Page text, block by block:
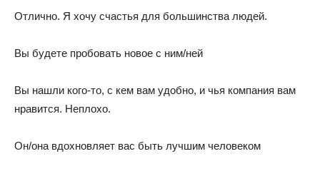
Отлично. Я хочу счастья для большинства людей.
Вы будете пробовать новое с ним/ней
Вы нашли кого-то, с кем вам удобно, и чья компания вам
нравится. Неплохо.
Он/она вдохновляет вас быть лучшим человеком